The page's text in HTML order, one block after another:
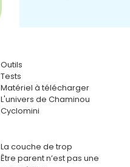
Outils
Tests
Matériel à télécharger
L'univers de Chaminou
Cyclomini
La couche de trop
Être parent n’est pas une